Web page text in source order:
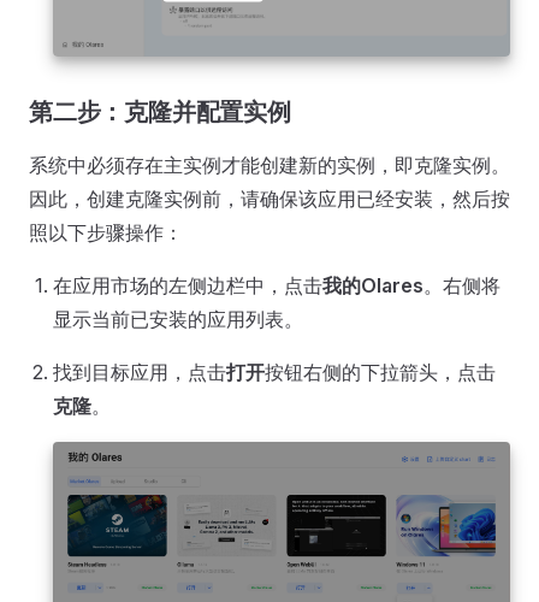
第二步：克隆并配置实例
系统中必须存在主实例才能创建新的实例，即克隆实例。
因此，创建克隆实例前，请确保该应用已经安装，然后按
照以下步骤操作：
在应用市场的左侧边栏中，点击我的Olares。右侧将
显示当前已安装的应用列表。
找到目标应用，点击打开按钮右侧的下拉箭头，点击
克隆。